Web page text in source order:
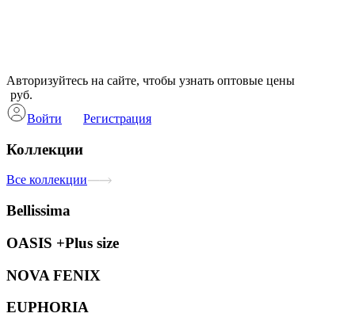
Авторизуйтесь на сайте, чтобы узнать оптовые цены
руб.
Войти
Регистрация
Коллекции
Все коллекции
Bellissima
OASIS +Plus size
NOVA FENIX
EUPHORIA